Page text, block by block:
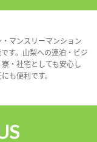
マンスリーマンション
す。山梨への連泊・ビジ
・社宅としても安心し
も便利です。